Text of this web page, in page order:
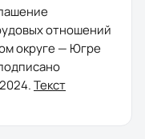
отношений
округе — Югре
.Текст